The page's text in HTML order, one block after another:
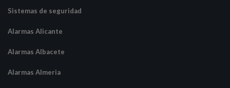
Sistemas de seguridad
Alarmas Alicante
Alarmas Albacete
Alarmas Almeria